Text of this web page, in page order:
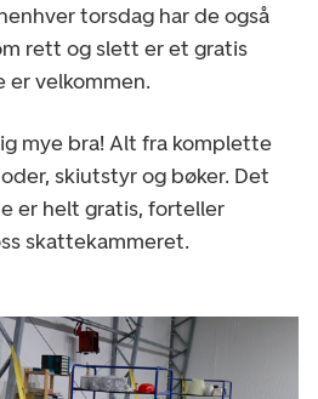
torsdag har de også
rett og slett er et gratis
er velkommen.
mye bra! Alt fra komplette
skiutstyr og bøker. Det
er helt gratis, forteller
skattekammeret.